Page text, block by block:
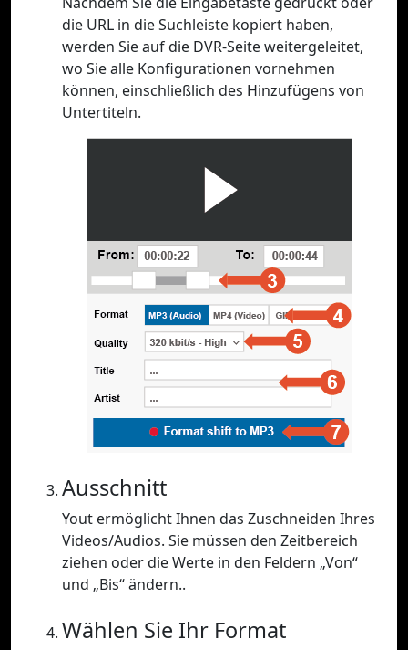
die URL in die Suchleiste kopiert haben,
werden Sie auf die DVR-Seite weitergeleitet,
wo Sie alle Konfigurationen vornehmen
können, einschließlich des Hinzufügens von
Untertiteln.
Ausschnitt
Yout ermöglicht Ihnen das Zuschneiden Ihres
Videos/Audios. Sie müssen den Zeitbereich
ziehen oder die Werte in den Feldern „Von“
und „Bis“ ändern..
Wählen Sie Ihr Format